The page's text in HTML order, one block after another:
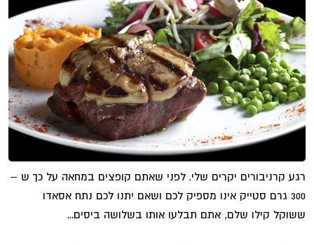
רגע קרניבורים יקרים שלי. לפני שאתם קופצים במחאה על כך ש –
300 גרם סטייק אינו מספיק לכם ושאם יתנו לכם נתח אסאדו
ששוקל קילו שלם, אתם תבלעו אותו בשלושה ביסים...